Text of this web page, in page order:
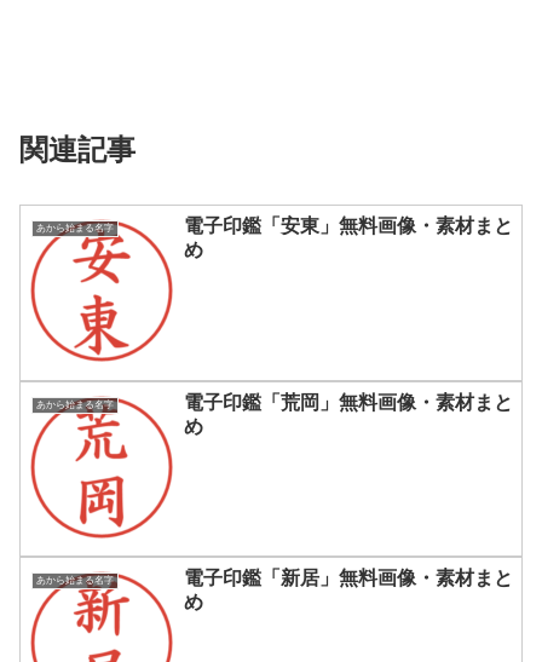
関連記事
あから始まる名字
電子印鑑「安東」無料画像・素材まと
め
あから始まる名字
電子印鑑「荒岡」無料画像・素材まと
め
あから始まる名字
電子印鑑「新居」無料画像・素材まと
め